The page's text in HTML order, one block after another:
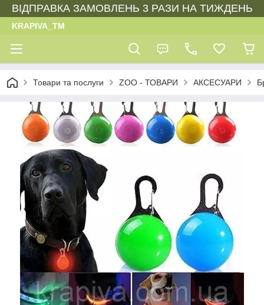
ВІДПРАВКА ЗАМОВЛЕНЬ 3 РАЗИ НА ТИЖДЕНЬ
KRAPIVA_TM
Товари та послуги ZOO - ТОВАРИ АКСЕСУАРИ